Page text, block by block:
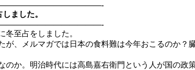
ました。
冬至占をしました。
が、メルマガでは日本の食料難は今年おこるのか
のか。明治時代には高島嘉右衛門という人が国の